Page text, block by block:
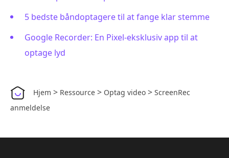
5 bedste båndoptagere til at fange klar stemme
Google Recorder: En Pixel-eksklusiv app til at
optage lyd
Hjem > Ressource > Optag video > ScreenRec
anmeldelse